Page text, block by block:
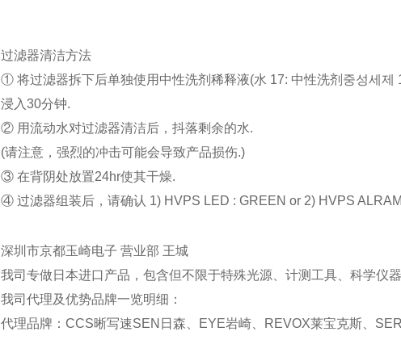
过滤器清洁方法
① 将过滤器拆下后单独使用中性洗剂稀释液(水 17: 中性洗剂중성세제
浸入30分钟.
② 用流动水对过滤器清洁后，抖落剩余的水.
(请注意，强烈的冲击可能会导致产品损伤.)
③ 在背阴处放置24hr使其干燥.
④ 过滤器组装后，请确认 1) HVPS LED : GREEN or 2) HVPS
深圳市京都玉崎电子 营业部 王城
我司专做日本进口产品，包含但不限于特殊光源、计测工具、科学仪
我司代理及优势品牌一览明细：
代理品牌：CCS晰写速SEN日森、EYE岩崎、REVOX莱宝克斯、